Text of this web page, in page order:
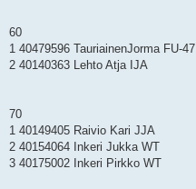
60
1 40479596 TauriainenJorma FU-47
2 40140363 Lehto Atja IJA
70
1 40149405 Raivio Kari JJA
2 40154064 Inkeri Jukka WT
3 40175002 Inkeri Pirkko WT